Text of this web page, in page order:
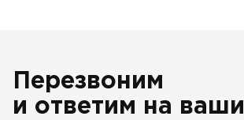
Перезвоним
и ответим на ваши